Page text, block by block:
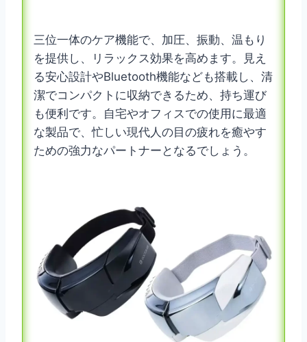
三位一体のケア機能で、加圧、振動、温もり
を提供し、リラックス効果を高めます。見え
る安心設計やBluetooth機能なども搭載し、清
潔でコンパクトに収納できるため、持ち運び
も便利です。自宅やオフィスでの使用に最適
な製品で、忙しい現代人の目の疲れを癒やす
ための強力なパートナーとなるでしょう。